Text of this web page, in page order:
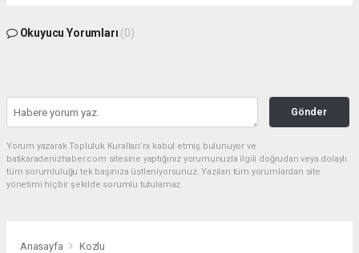
Okuyucu Yorumları (0)
Gönder
Yorum yazarak Topluluk Kuralları’nı kabul etmiş bulunuyor ve
batikaradenizhaber.com sitesine yaptığınız yorumunuzla ilgili doğrudan veya dolaylı
tüm sorumluluğu tek başınıza üstleniyorsunuz. Yazılan tüm yorumlardan site
yönetimi hiçbir şekilde sorumlu tutulamaz.
Anasayfa Kozlu